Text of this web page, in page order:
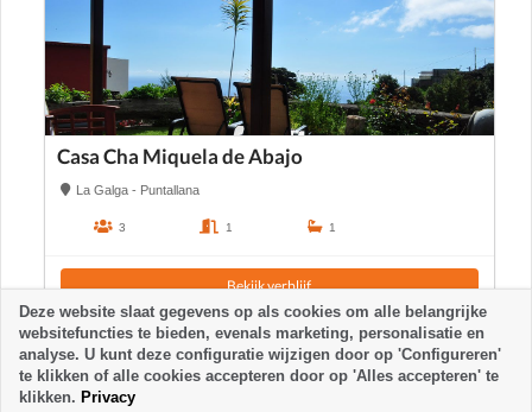
Casa Cha Miquela de Abajo
La Galga - Puntallana
3 1 1
Bekijk verblijf
Deze website slaat gegevens op als cookies om alle belangrijke
websitefuncties te bieden, evenals marketing, personalisatie en
analyse. U kunt deze configuratie wijzigen door op 'Configureren'
te klikken of alle cookies accepteren door op 'Alles accepteren' te
klikken. Privacy